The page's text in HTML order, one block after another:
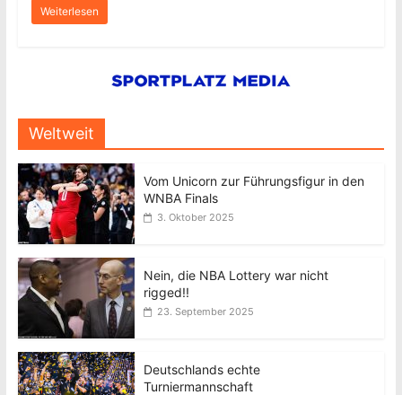
Weiterlesen
Weltweit
Vom Unicorn zur Führungsfigur in den
WNBA Finals
3. Oktober 2025
Nein, die NBA Lottery war nicht
rigged!!
23. September 2025
Deutschlands echte
Turniermannschaft